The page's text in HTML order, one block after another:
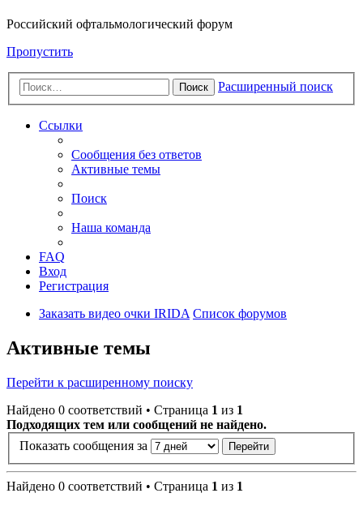
Российский офтальмологический форум
Пропустить
Поиск Расширенный поиск
Ссылки
Сообщения без ответов
Активные темы
Поиск
Наша команда
FAQ
Вход
Регистрация
Заказать видео очки IRIDA Список форумов
Активные темы
Перейти к расширенному поиску
Найдено 0 соответствий • Страница 1 из 1
Подходящих тем или сообщений не найдено.
Показать сообщения за
Найдено 0 соответствий • Страница 1 из 1